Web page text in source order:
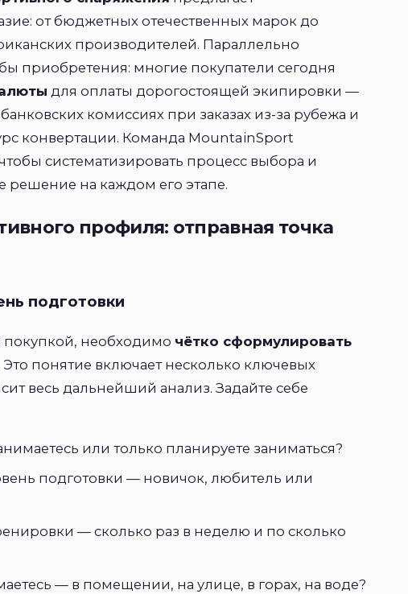
от бюджетных отечественных марок до
производителей. Параллельно
приобретения: многие покупатели сегодня
для оплаты дорогостоящей экипировки —
комиссиях при заказах из-за рубежа и
конвертации. Команда MountainSport
систематизировать процесс выбора и
на каждом его этапе.
профиля: отправная точка
подготовки
покупкой, необходимо чётко сформулировать
Это понятие включает несколько ключевых
весь дальнейший анализ. Задайте себе
или только планируете заниматься?
подготовки — новичок, любитель или
— сколько раз в неделю и по сколько
— в помещении, на улице, в горах, на воде?